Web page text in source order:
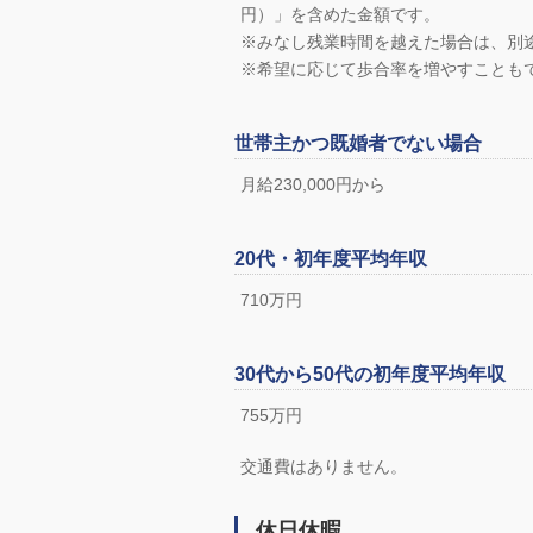
円）」を含めた金額です。
※みなし残業時間を越えた場合は、別
※希望に応じて歩合率を増やすことも
世帯主かつ既婚者でない場合
月給230,000円から
20代・初年度平均年収
710万円
30代から50代の初年度平均年収
755万円
交通費はありません。